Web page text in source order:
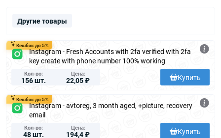
Другие товары
Кешбэк до 5%
Instagram - Fresh Accounts with 2fa verified with 2fa
key create with phone number 100% working
Кол-во
156 шт.
Цена
22,05 ₽ Купить
Кешбэк до 5%
Instagram - avtoreg, 3 month aged, +picture, recovery
email
Кол-во
48 шт.
Цена
194,4 ₽ Купить